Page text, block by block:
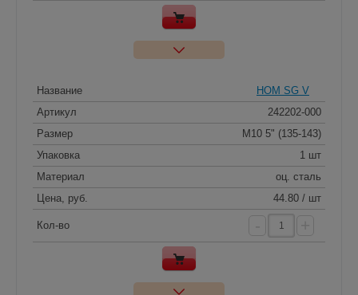
Название
HOM SG V
Артикул
242202-000
Размер
M10 5" (135-143)
Упаковка
1 шт
Материал
оц. сталь
Цена, руб.
44.80 / шт
Кол-во